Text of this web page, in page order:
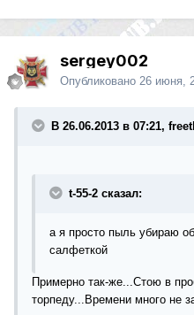
sergey002
Опубликовано 26 июня,
В 26.06.2013 в 07:21,
t-55-2 сказал:
а я просто пыль убираю
салфеткой
Примерно так-же...Стою в
торпеду...Времени много не